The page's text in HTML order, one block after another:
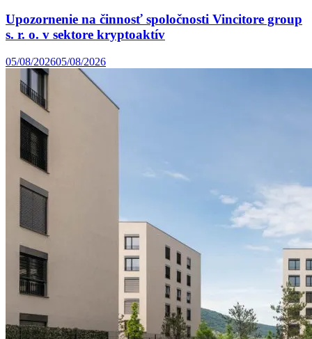
Upozornenie na činnosť spoločnosti Vincitore group
s. r. o. v sektore kryptoaktív
05/08/202605/08/2026